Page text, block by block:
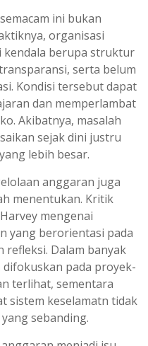
ini bukan
organisasi
kendala berupa struktur
serta belum
Kondisi tersebut dapat
dan memperlambat
Akibatnya, masalah
sejak dini justru
lebih besar.
anggaran juga
menentukan. Kritik
mengenai
yang berorientasi pada
refleksi. Dalam banyak
pada proyek-
terlihat, sementara
sistem keselamatn tidak
sebanding.